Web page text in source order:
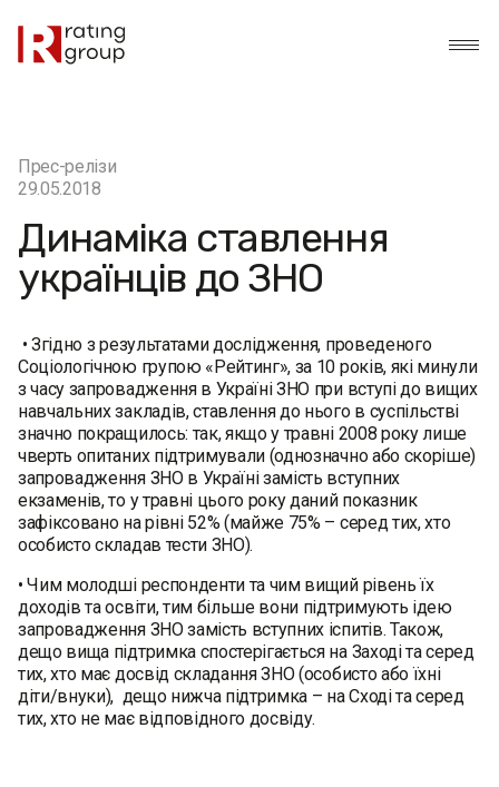
Прес-релізи
29.05.2018
Динаміка ставлення
українців до ЗНО
• Згідно з результатами дослідження, проведеного
Соціологічною групою «Рейтинг», за 10 років, які минули
з часу запровадження в Україні ЗНО при вступі до вищих
навчальних закладів, ставлення до нього в суспільстві
значно покращилось: так, якщо у травні 2008 року лише
чверть опитаних підтримували (однозначно або скоріше)
запровадження ЗНО в Україні замість вступних
екзаменів, то у травні цього року даний показник
зафіксовано на рівні 52% (майже 75% – серед тих, хто
особисто складав тести ЗНО).
• Чим молодші респонденти та чим вищий рівень їх
доходів та освіти, тим більше вони підтримують ідею
запровадження ЗНО замість вступних іспитів. Також,
дещо вища підтримка спостерігається на Заході та серед
тих, хто має досвід складання ЗНО (особисто або їхні
діти/внуки), дещо нижча підтримка – на Сході та серед
тих, хто не має відповідного досвіду.